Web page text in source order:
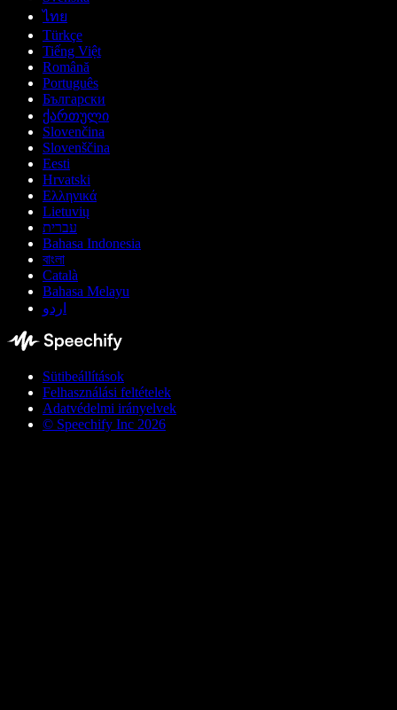
ไทย
Türkçe
Tiếng Việt
Română
Português
Български
ქართული
Slovenčina
Slovenščina
Eesti
Hrvatski
Ελληνικά
Lietuvių
עברית
Bahasa Indonesia
বাংলা
Català
Bahasa Melayu
اردو
Sütibeállítások
Felhasználási feltételek
Adatvédelmi irányelvek
© Speechify Inc 2026